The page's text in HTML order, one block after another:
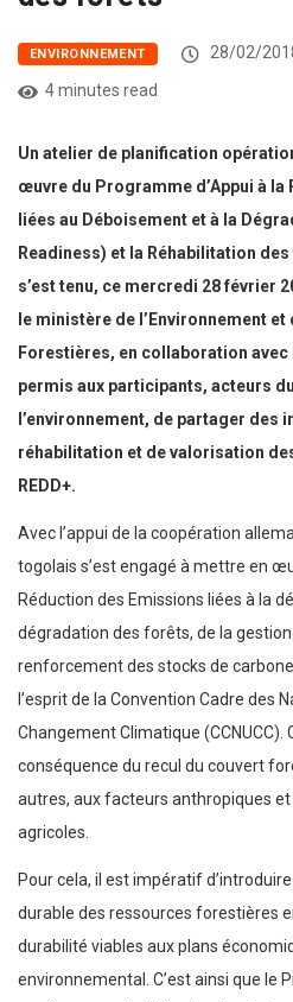
ENVIRONNEMENT 28/02/
4 minutes read
Un atelier de planification
œuvre du Programme d’Appui à
liées au Déboisement et à la
Readiness) et la Réhabilitation
s’est tenu, ce mercredi 28 février
le ministère de l’Environnement
Forestières, en collaboration
permis aux participants, acteurs
l’environnement, de partager des
réhabilitation et de valorisation
REDD+.
Avec l’appui de la coopération
togolais s’est engagé à mettre en
Réduction des Emissions liées à la
dégradation des forêts, de la
renforcement des stocks de
l’esprit de la Convention Cadre des
Changement Climatique (CCNUCC).
conséquence du recul du couvert
autres, aux facteurs anthropiques
agricoles.
Pour cela, il est impératif
durable des ressources forestières
durabilité viables aux plans
environnemental. C’est ainsi que le